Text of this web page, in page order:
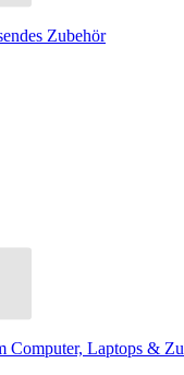
Zubehör
Computer, Laptops &